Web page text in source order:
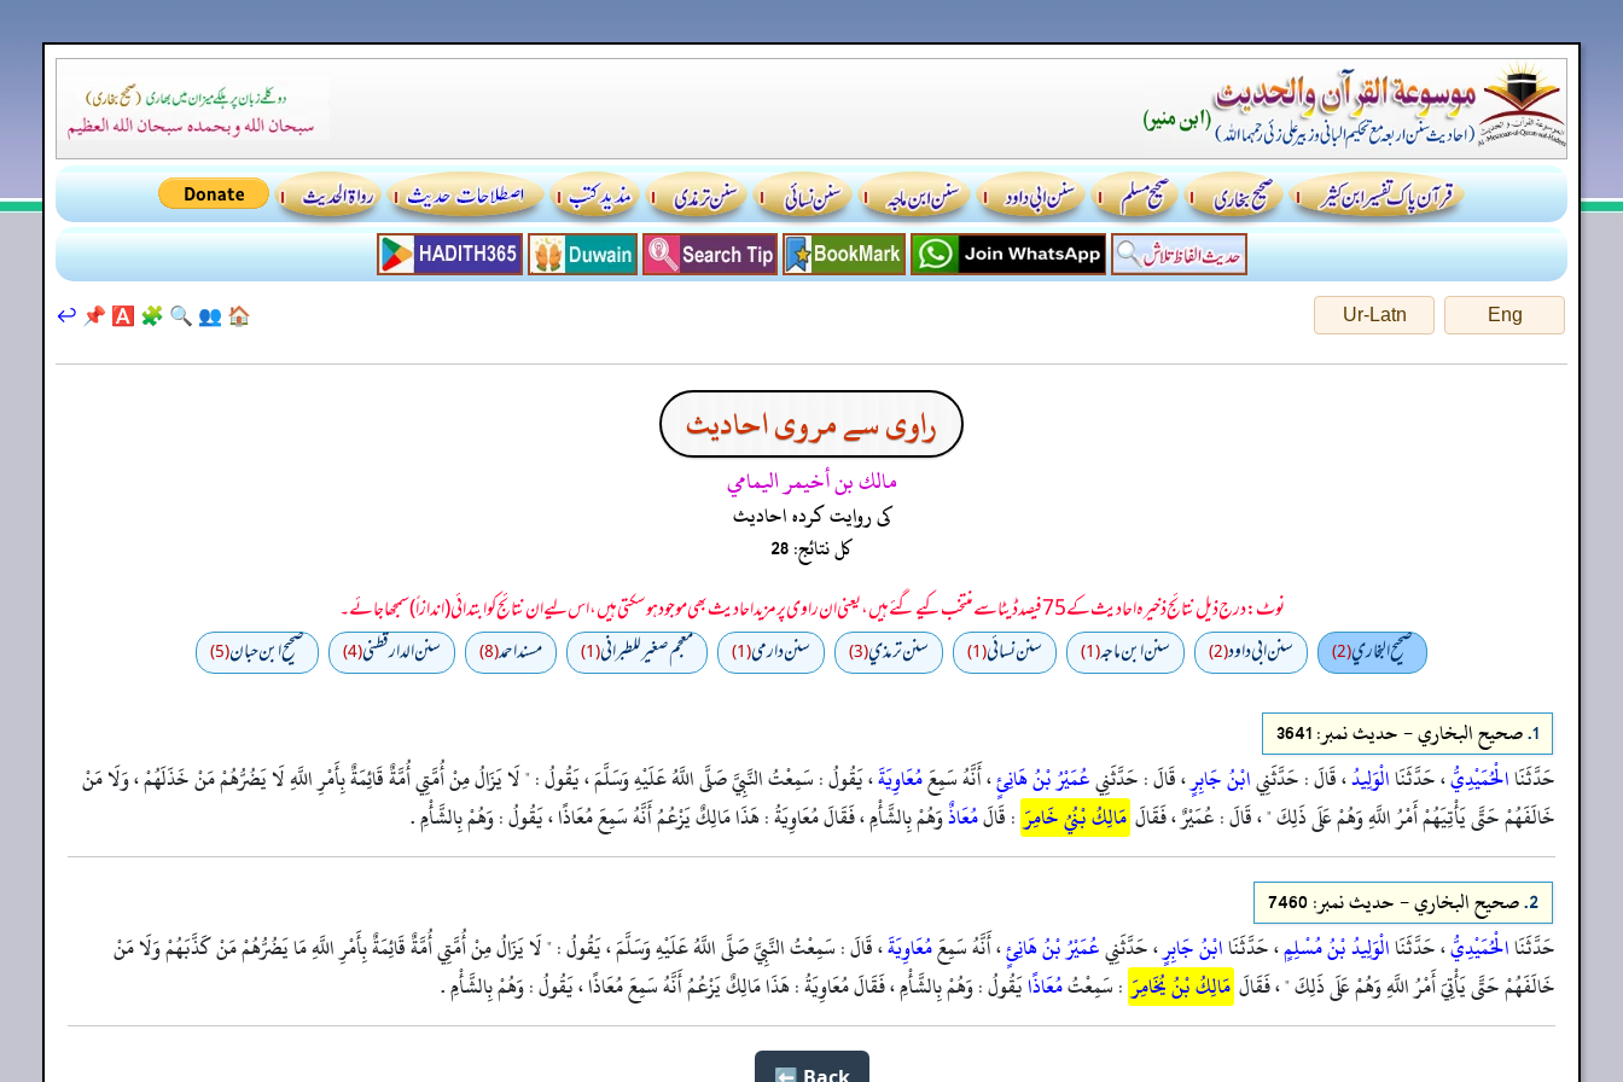
Eng
Ur-Latn
🏠
👥
🔍
🧩
🅰️
📌
↩️
راوی سے مروی احادیث
مالك بن أخيمر اليمامي
کی روایت کردہ احادیث
کل نتائج: 28
نوٹ: درج ذیل نتائج ذخیرہ احادیث کے 75 فیصد ڈیٹا سے منتخب کیے گئے ہیں، یعنی ان راوی پر مزید احادیث بھی موجود ہو سکتی ہیں، اس لیے ان نتائج کو ابتدائی (اندازاً) سمجھا جائے۔
صحيح البخاري(2) سنن ابي داود(2) سنن ابن ماجه(1) سنن نسائي(1) سنن ترمذي(3) سنن دارمي(1) معجم صغير للطبراني(1) مسند احمد(8) سنن الدارقطني(4) صحیح ابن حبان(5)
1. صحيح البخاري - حدیث نمبر: 3641
حَدَّثَنَاالْحُمَيْدِيُّ، حَدَّثَنَاالْوَلِيدُ، قَالَ : حَدَّثَنِيابْنُ جَابِرٍ، قَالَ : حَدَّثَنِيعُمَيْرُ بْنُ هَانِئٍ، أَنَّهُ سَمِعَمُعَاوِيَةَ، يَقُولُ : سَمِعْتُ النَّبِيَّ صَلَّى اللَّهُ عَلَيْهِ وَسَلَّمَ ، يَقُولُ : " لَا يَزَالُ مِنْ أُمَّتِي أُمَّةٌ قَائِمَةٌ بِأَمْرِ اللَّهِ لَا يَضُرُّهُمْ مَنْ خَذَلَهُمْ ، وَلَا مَنْ
خَالَفَهُمْ حَتَّى يَأْتِيَهُمْ أَمْرُ اللَّهِ وَهُمْ عَلَى ذَلِكَ " ، قَالَ : عُمَيْرٌ ، فَقَالَ مَالِكُ بْنُيُ خَامِرَ : قَالَمُعَاذٌوَهُمْ بِالشَّأْمِ ، فَقَالَ مُعَاوِيَةُ : هَذَا مَالِكٌ يَزْعُمُ أَنَّهُ سَمِعَ مُعَاذًا ، يَقُولُ : وَهُمْ بِالشَّأْمِ .
2. صحيح البخاري - حدیث نمبر: 7460
حَدَّثَنَاالْحُمَيْدِيُّ، حَدَّثَنَاالْوَلِيدُ بْنُ مُسْلِمٍ، حَدَّثَنَاابْنُ جَابِرٍ، حَدَّثَنِيعُمَيْرُ بْنُ هَانِئٍ، أَنَّهُ سَمِعَمُعَاوِيَةَ، قَالَ : سَمِعْتُ النَّبِيَّ صَلَّى اللَّهُ عَلَيْهِ وَسَلَّمَ ، يَقُولُ : " لَا يَزَالُ مِنْ أُمَّتِي أُمَّةٌ قَائِمَةٌ بِأَمْرِ اللَّهِ مَا يَضُرُّهُمْ مَنْ كَذَّبَهُمْ وَلَا مَنْ
خَالَفَهُمْ حَتَّى يَأْتِيَ أَمْرُ اللَّهِ وَهُمْ عَلَى ذَلِكَ " ، فَقَالَ مَالِكُ بْنُ يُخَامِرَ : سَمِعْتُمُعَاذًايَقُولُ : وَهُمْ بِالشَّأْمِ ، فَقَالَ مُعَاوِيَةُ : هَذَا مَالِكٌ يَزْعُمُ أَنَّهُ سَمِعَ مُعَاذًا ، يَقُولُ : وَهُمْ بِالشَّأْمِ .